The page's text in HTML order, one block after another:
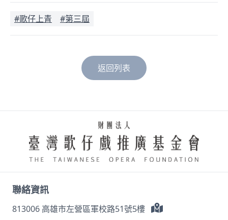
#歌仔上青 #第三屆
返回列表
聯絡資訊
813006 高雄市左營區軍校路51號5樓